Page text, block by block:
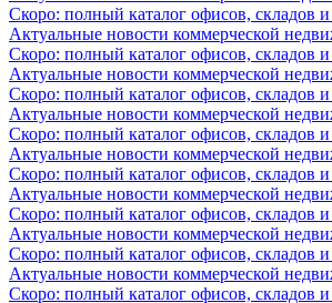
Скоро: полный каталог офисов, складов
Актуальные новости коммерческой
Скоро: полный каталог офисов, складов
Актуальные новости коммерческой
Скоро: полный каталог офисов, складов
Актуальные новости коммерческой
Скоро: полный каталог офисов, складов
Актуальные новости коммерческой
Скоро: полный каталог офисов, складов
Актуальные новости коммерческой
Скоро: полный каталог офисов, складов
Актуальные новости коммерческой
Скоро: полный каталог офисов, складов
Актуальные новости коммерческой
Скоро: полный каталог офисов, складов